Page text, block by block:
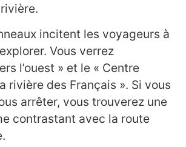
incitent les voyageurs à
Vous verrez
l’ouest » et le « Centre
rivière des Français ». Si vous
arrêter, vous trouverez une
contrastant avec la route